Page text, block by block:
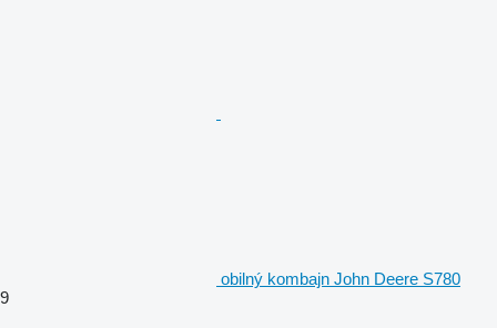
obilný kombajn John Deere S780
9